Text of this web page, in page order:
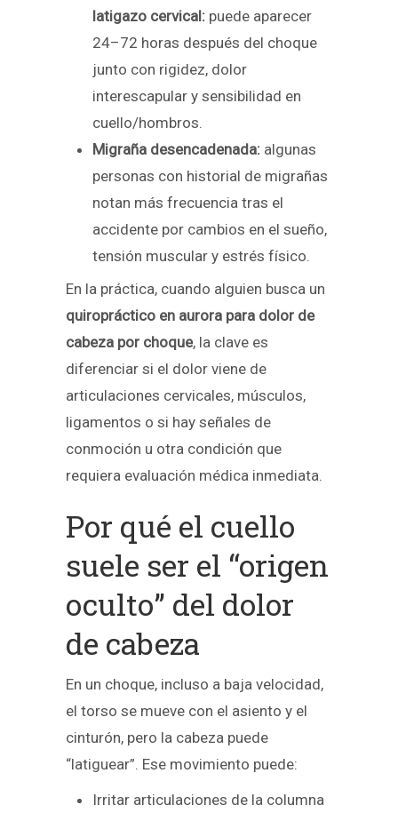
latigazo cervical: puede aparecer
24–72 horas después del choque
junto con rigidez, dolor
interescapular y sensibilidad en
cuello/hombros.
Migraña desencadenada: algunas
personas con historial de migrañas
notan más frecuencia tras el
accidente por cambios en el sueño,
tensión muscular y estrés físico.
En la práctica, cuando alguien busca un
quiropráctico en aurora para dolor de
cabeza por choque, la clave es
diferenciar si el dolor viene de
articulaciones cervicales, músculos,
ligamentos o si hay señales de
conmoción u otra condición que
requiera evaluación médica inmediata.
Por qué el cuello
suele ser el “origen
oculto” del dolor
de cabeza
En un choque, incluso a baja velocidad,
el torso se mueve con el asiento y el
cinturón, pero la cabeza puede
“latiguear”. Ese movimiento puede:
Irritar articulaciones de la columna